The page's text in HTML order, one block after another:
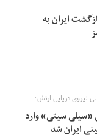
ایران به
نیروی دریایی ارتش؛
«سیلی سیتی» وارد
ایران شد